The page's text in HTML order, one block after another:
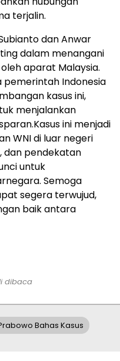
terjalin.
dan Anwar
dalam menangani
aparat Malaysia.
Indonesia
kasus ini,
menjalankan
Kasus ini menjadi
WNI di luar negeri
dan pendekatan
untuk
Semoga
segera terwujud,
baik antara
dibaca
Bahas Kasus